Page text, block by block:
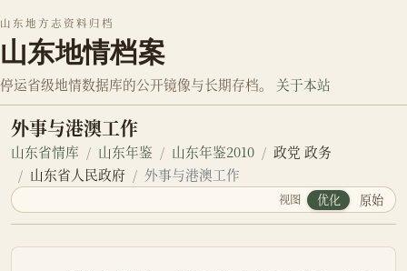
山东地方志资料归档
山东地情档案
停运省级地情数据库的公开镜像与长期存档。 关于本站
外事与港澳工作
山东省情库 山东年鉴 山东年鉴2010
政党 政务
山东省人民政府
外事与港澳工作
视图 优化 原始